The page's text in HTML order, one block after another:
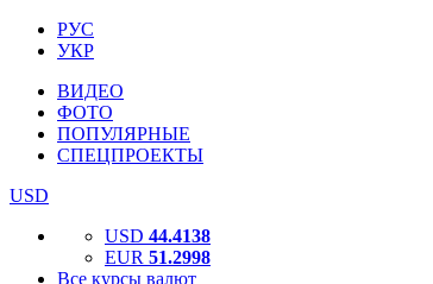
РУС
УКР
ВИДЕО
ФОТО
ПОПУЛЯРНЫЕ
СПЕЦПРОЕКТЫ
USD
USD 44.4138
EUR 51.2998
Все курсы валют